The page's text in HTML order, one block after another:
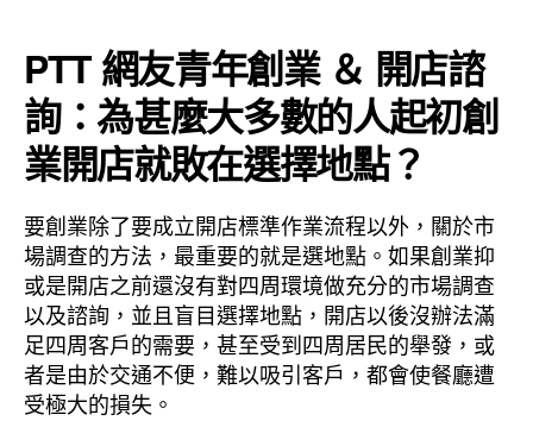
PTT 網友青年創業 ＆ 開店諮
詢：為甚麼大多數的人起初創
業開店就敗在選擇地點？
要創業除了要成立開店標準作業流程以外，關於市
場調查的方法，最重要的就是選地點。如果創業抑
或是開店之前還沒有對四周環境做充分的市場調查
以及諮詢，並且盲目選擇地點，開店以後沒辦法滿
足四周客戶的需要，甚至受到四周居民的舉發，或
者是由於交通不便，難以吸引客戶，都會使餐廳遭
受極大的損失。